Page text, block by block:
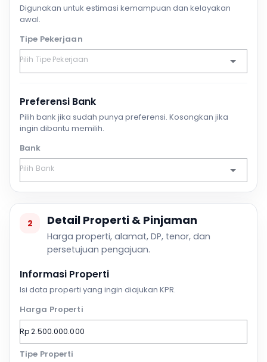
Digunakan untuk estimasi kemampuan dan kelayakan
awal.
Tipe Pekerjaan
Preferensi Bank
Pilih bank jika sudah punya preferensi. Kosongkan jika
ingin dibantu memilih.
Bank
2 Detail Properti & Pinjaman
Harga properti, alamat, DP, tenor, dan
persetujuan pengajuan.
Informasi Properti
Isi data properti yang ingin diajukan KPR.
Harga Properti
Tipe Properti